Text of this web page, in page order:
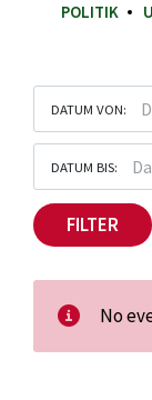
POLITIK
DATUM VON:
DATUM BIS:
FILTER
No